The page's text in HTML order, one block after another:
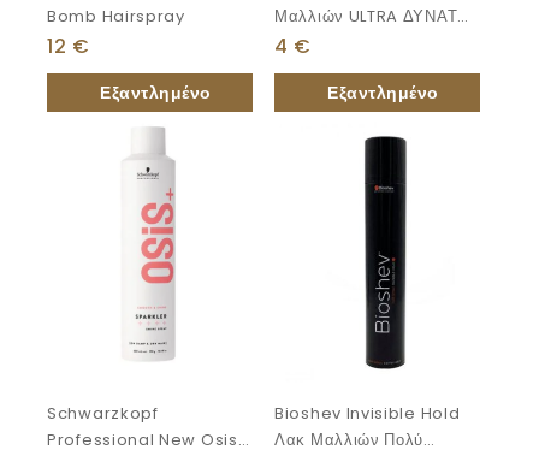
Bomb Hairspray
12 €
Μαλλιών ULTRA ΔΥΝΑΤΟ
ΚΡΑΤΗΜΑ 300ml
4 €
Schwarzkopf
Professional New Osis+
Bioshev Invisible Hold
Λακ Μαλλιών Πολύ